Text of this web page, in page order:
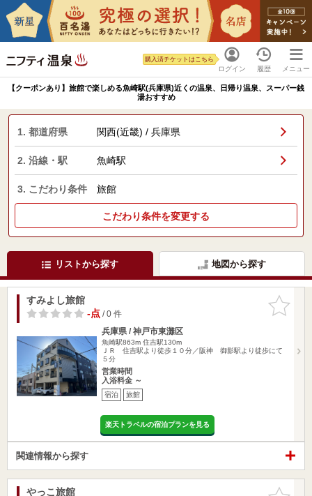
ログイン
購入済チケットはこちら
履歴 メニュー
【クーポンあり】旅館で楽しめる魚崎駅(兵庫県)近くの温泉、日帰り温泉、スーパー銭
湯おすすめ
1. 都道府県 関西(近畿) / 兵庫県
2. 沿線・駅 魚崎駅
3. こだわり条件 旅館
こだわり条件を変更する
リストから探す 地図から探す
お気に入
りに追加
すみよし旅館
-点/ 0 件
兵庫県 / 神戸市東灘区
魚崎駅863m 住吉駅130m
ＪＲ 住吉駅より徒歩１０分／阪神 御影駅より徒歩にて
５分
営業時間
入浴料金 ～
宿泊 旅館
楽天トラベルの宿泊プランを見る
関連情報から探す
お気に入
やっこ旅館